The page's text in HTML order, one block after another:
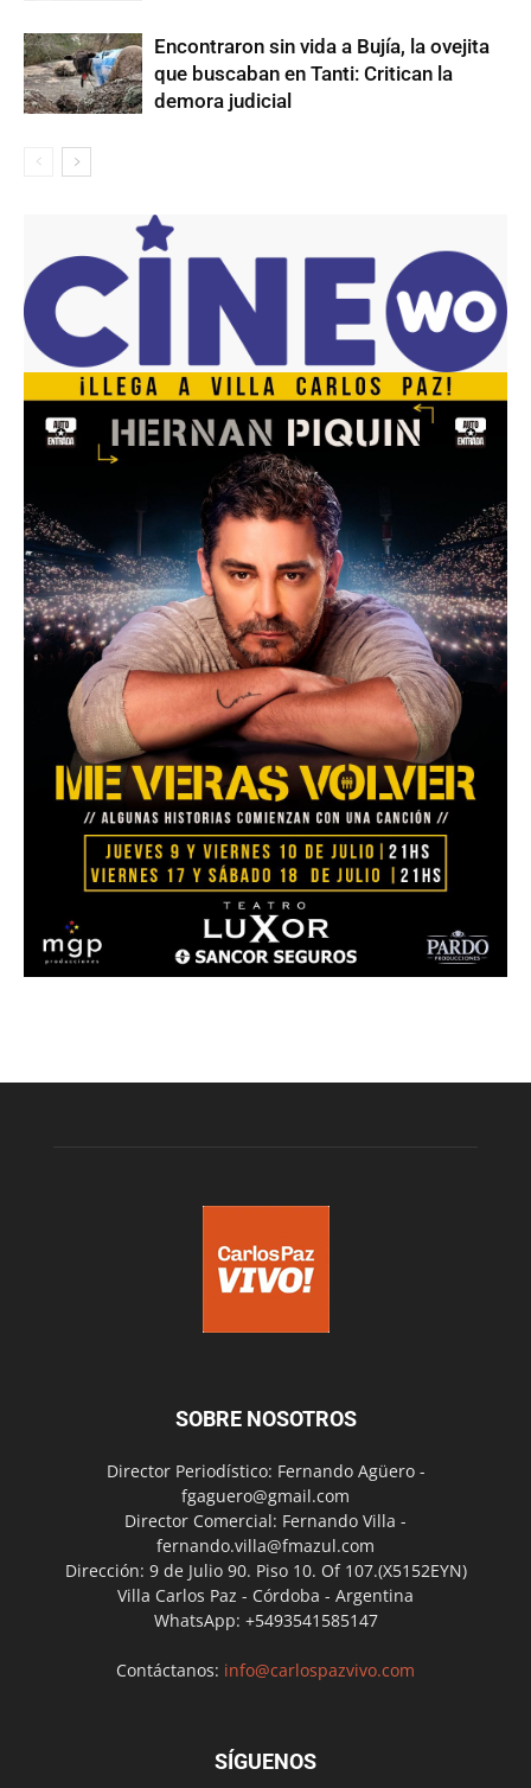
Encontraron sin vida a Bujía, la ovejita
que buscaban en Tanti: Critican la
demora judicial
SOBRE NOSOTROS
Director Periodístico: Fernando Agüero -
fgaguero@gmail.com
Director Comercial: Fernando Villa -
fernando.villa@fmazul.com
Dirección: 9 de Julio 90. Piso 10. Of 107.(X5152EYN)
Villa Carlos Paz - Córdoba - Argentina
WhatsApp: +5493541585147
Contáctanos: info@carlospazvivo.com
SÍGUENOS